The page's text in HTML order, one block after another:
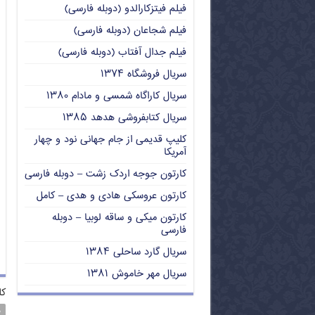
فیلم فیتزکارالدو (دوبله فارسی)
فیلم شجاعان (دوبله فارسی)
فیلم جدال آفتاب (دوبله فارسی)
سریال فروشگاه ۱۳۷۴
سریال کاراگاه شمسی و مادام ۱۳۸۰
سریال کتابفروشی هدهد ۱۳۸۵
کلیپ قدیمی از جام جهانی نود و چهار
آمریکا
کارتون جوجه اردک زشت – دوبله فارسی
کارتون عروسکی هادی و هدی – کامل
کارتون میکی و ساقه لوبیا – دوبله
فارسی
سریال گارد ساحلی ۱۳۸۴
سریال مهر خاموش ۱۳۸۱